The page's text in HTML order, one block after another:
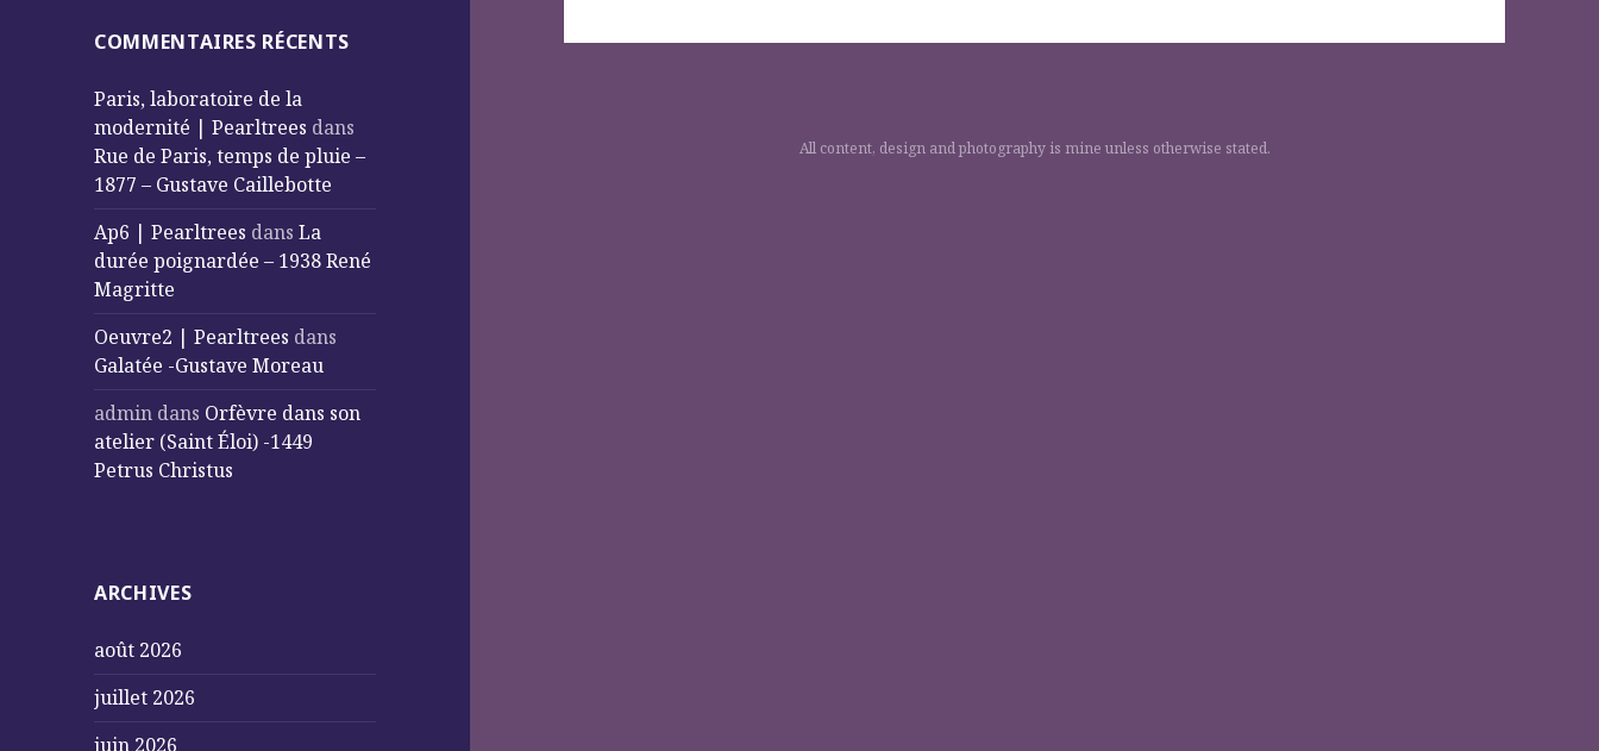
COMMENTAIRES RÉCENTS
Paris, laboratoire de la
modernité | Pearltrees dans
Rue de Paris, temps de pluie –
1877 – Gustave Caillebotte
Ap6 | Pearltrees dansLa
durée poignardée – 1938 René
Magritte
Oeuvre2 | Pearltrees dans
Galatée -Gustave Moreau
admin dans Orfèvre dans son
atelier (Saint Éloi) -1449
Petrus Christus
ARCHIVES
août 2026
juillet 2026
juin 2026
All content, design and photography is mine unless otherwise stated.